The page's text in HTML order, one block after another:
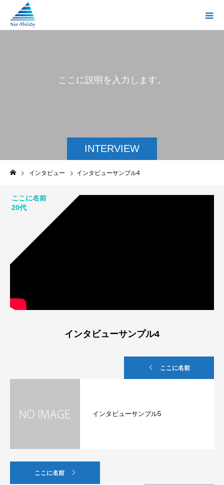
INTERVIEW
こ こ に説明 を 入 力 し ま す。
インタビュー インタビューサンプル4
ここに名前
20代
インタビューサンプル4
ここに名前
インタビューサンプル5
ここに名前